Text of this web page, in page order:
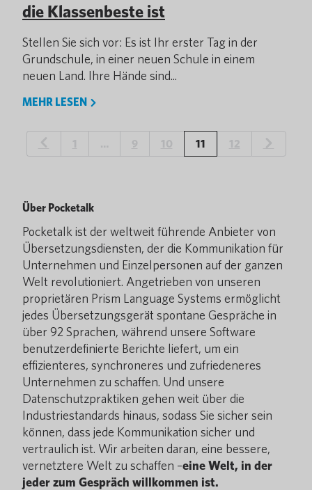
die Klassenbeste ist
Stellen Sie sich vor: Es ist Ihr erster Tag in der
Grundschule, in einer neuen Schule in einem
neuen Land. Ihre Hände sind...
MEHR LESEN
1 … 9 10 11 12
Über Pocketalk
Pocketalk ist der weltweit führende Anbieter von
Übersetzungsdiensten, der die Kommunikation für
Unternehmen und Einzelpersonen auf der ganzen
Welt revolutioniert. Angetrieben von unseren
proprietären Prism Language Systems ermöglicht
jedes Übersetzungsgerät spontane Gespräche in
über 92 Sprachen, während unsere Software
benutzerdefinierte Berichte liefert, um ein
effizienteres, synchroneres und zufriedeneres
Unternehmen zu schaffen. Und unsere
Datenschutzpraktiken gehen weit über die
Industriestandards hinaus, sodass Sie sicher sein
können, dass jede Kommunikation sicher und
vertraulich ist. Wir arbeiten daran, eine bessere,
vernetztere Welt zu schaffen –eine Welt, in der
jeder zum Gespräch willkommen ist.